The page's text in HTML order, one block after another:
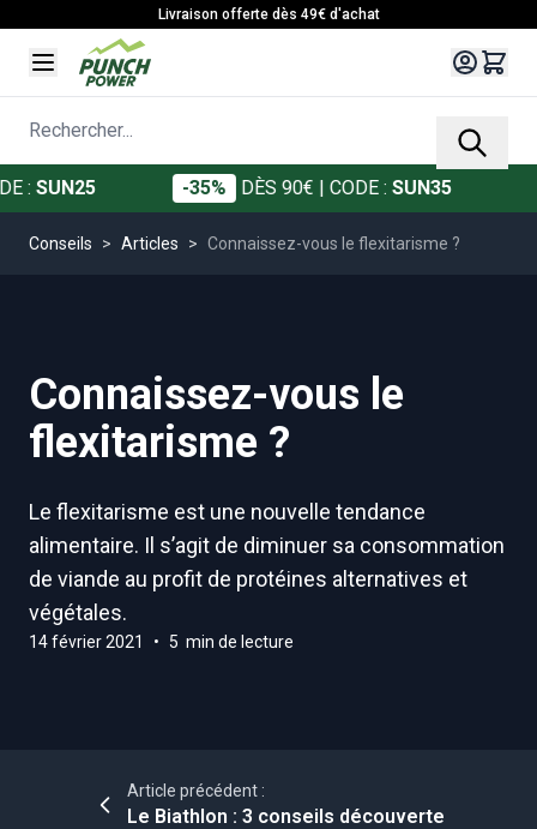
Livraison offerte dès 49€ d'achat
Rechercher...
:SUN25 -35% DÈS 90€| CODE :SUN35
Conseils > Articles > Connaissez-vous le flexitarisme ?
Connaissez-vous le
flexitarisme ?
Le flexitarisme est une nouvelle tendance
alimentaire. Il s’agit de diminuer sa consommation
de viande au profit de protéines alternatives et
végétales.
14 février 2021 • 5 min de lecture
Article précédent :
Le Biathlon : 3 conseils découverte